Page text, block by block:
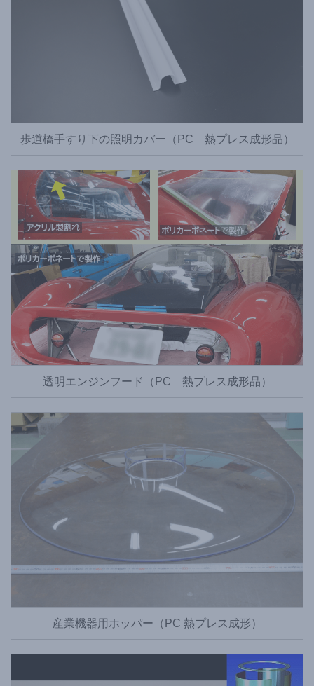
歩道橋手すり下の照明カバー（PC 熱プレス成形品）
透明エンジンフード（PC 熱プレス成形品）
産業機器用ホッパー（PC 熱プレス成形）